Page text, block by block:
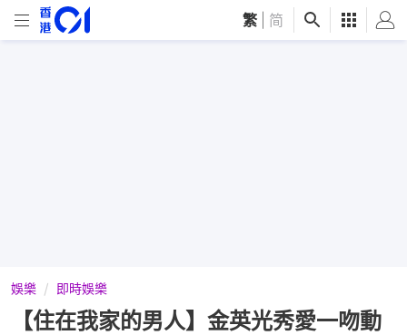
繁 简
娛樂 即時娛樂
【住在我家的男人】金英光秀愛一吻動